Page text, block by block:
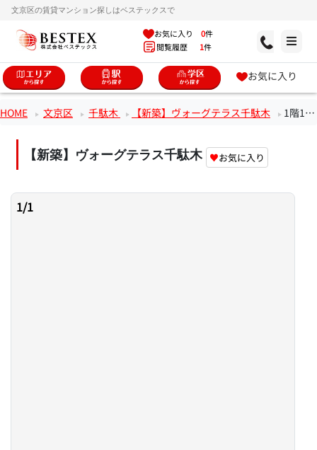
文京区の賃貸マンション探しはベステックスで
お気に入り 0件
閲覧履歴 1件
お気に入り
HOME 文京区 千駄木 【新築】ヴォーグテラス千駄木 1階1LDKのお部屋
【新築】ヴォーグテラス千駄木 ♥お気に入り
1/1